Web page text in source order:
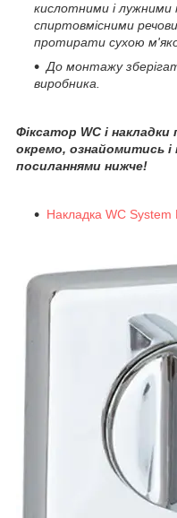
кислотними і
спиртовмісними
протирати сухою
До монтажу
виробника.
Фіксатор WC і
окремо, ознайомитись
посиланнями нижче!
Накладка WC